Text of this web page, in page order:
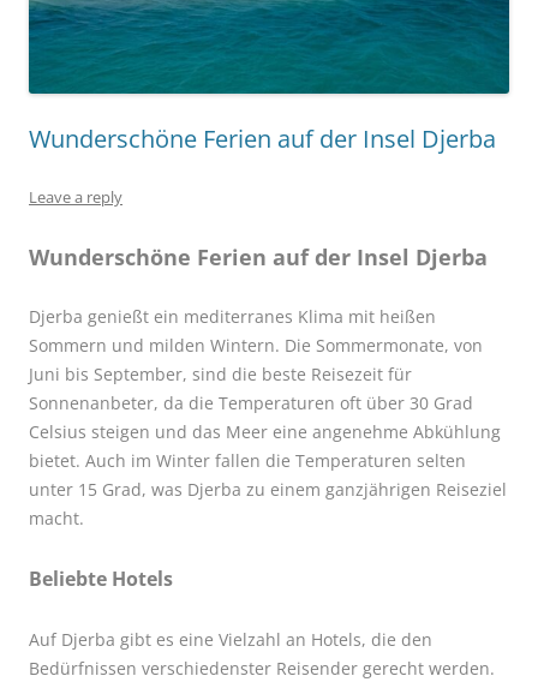
Wunderschöne Ferien auf der Insel Djerba
Leave a reply
Wunderschöne Ferien auf der Insel Djerba
Djerba genießt ein mediterranes Klima mit heißen
Sommern und milden Wintern. Die Sommermonate, von
Juni bis September, sind die beste Reisezeit für
Sonnenanbeter, da die Temperaturen oft über 30 Grad
Celsius steigen und das Meer eine angenehme Abkühlung
bietet. Auch im Winter fallen die Temperaturen selten
unter 15 Grad, was Djerba zu einem ganzjährigen Reiseziel
macht.
Beliebte Hotels
Auf Djerba gibt es eine Vielzahl an Hotels, die den
Bedürfnissen verschiedenster Reisender gerecht werden.